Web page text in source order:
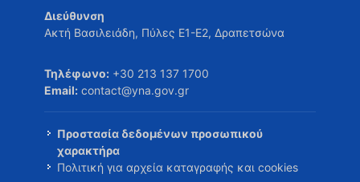
Διεύθυνση
Ακτή Βασιλειάδη, Πύλες Ε1-Ε2, Δραπετσώνα
Τηλέφωνο: +30 213 137 1700
Email: contact@yna.gov.gr
Προστασία δεδομένων προσωπικού
χαρακτήρα
Πολιτική για αρχεία καταγραφής και cookies